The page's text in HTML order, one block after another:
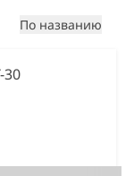
По названию
30